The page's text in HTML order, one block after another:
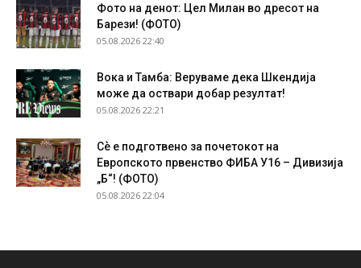
Фото на денот: Цел Милан во дресот на
Барези! (ФОТО)
05.08.2026 22:40
Вока и Тамба: Веруваме дека Шкендија
може да оствари добар резултат!
05.08.2026 22:21
Сѐ е подготвено за почетокот на
Европското првенство ФИБА У16 – Дивизија
„Б“! (ФОТО)
05.08.2026 22:04